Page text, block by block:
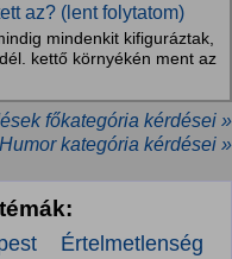
az? (lent folytatom)
mindenkit kifiguráztak,
kettő környékén ment az
főkategória kérdései »
kategória kérdései »
Értelmetlenség